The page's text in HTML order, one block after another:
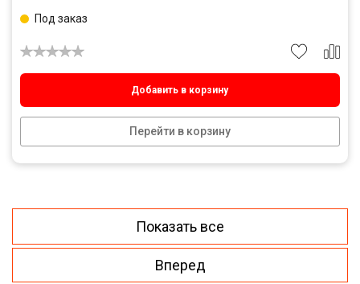
Добавить в корзину
Перейти в корзину
Под заказ
Показать все
Вперед